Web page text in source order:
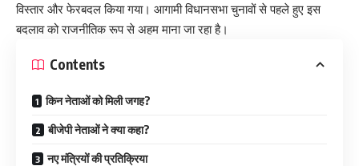
विस्तार और फेरबदल किया गया। आगामी विधानसभा चुनावों से पहले हुए इस
बदलाव को राजनीतिक रूप से अहम माना जा रहा है।
Contents
किन नेताओं को मिली जगह?
बीजेपी नेताओं ने क्या कहा?
नए मंत्रियों की प्रतिक्रिया